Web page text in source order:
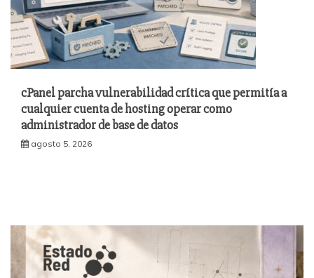
cPanel parcha vulnerabilidad crítica que permitía a
cualquier cuenta de hosting operar como
administrador de base de datos
agosto 5, 2026